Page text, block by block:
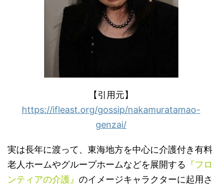
【引用元】
https://ifleast.org/gossip/nakamuratamao-
genzai/
実は長年に渡って、東海地方を中心に介護付き有料
老人ホームやグループホームなどを展開する 『フロ
ンティアの介護』 のイメージキャラクターに起用さ